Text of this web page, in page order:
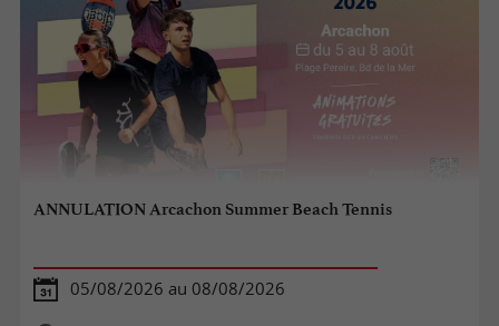
ANNULATION Arcachon Summer Beach Tennis
05/08/2026 au 08/08/2026